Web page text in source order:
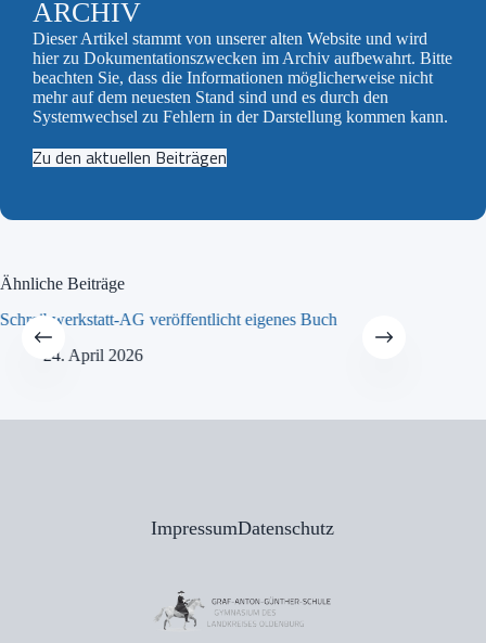
ARCHIV
Dieser Artikel stammt von unserer alten Website und wird
hier zu Dokumentationszwecken im Archiv aufbewahrt. Bitte
beachten Sie, dass die Informationen möglicherweise nicht
mehr auf dem neuesten Stand sind und es durch den
Systemwechsel zu Fehlern in der Darstellung kommen kann.
Zu den aktuellen Beiträgen
Ähnliche Beiträge
Schreibwerkstatt-AG veröffentlicht eigenes Buch
24. April 2026
ImpressumDatenschutz